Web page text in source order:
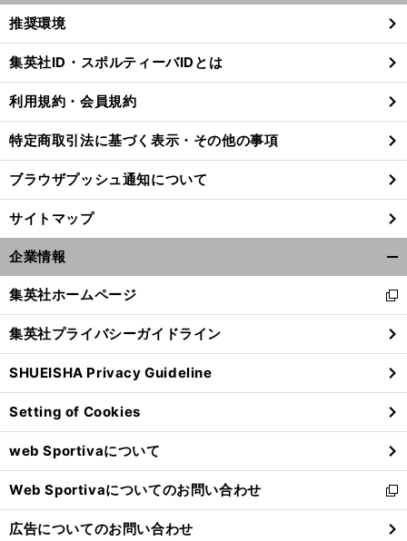
閉
る
推奨環境
集英社ID・スポルティーバIDとは
利用規約・会員規約
特定商取引法に基づく表示・その他の事項
ブラウザプッシュ通知について
サイトマップ
企業情報
閉
る
集英社ホームページ
新
し
い
ウ
ィ
ン
ド
ウ
で
開
く
集英社プライバシーガイドライン
SHUEISHA Privacy Guideline
Setting of Cookies
web Sportivaについて
Web Sportivaについてのお問い合わせ
新
し
い
広告についてのお問い合わせ